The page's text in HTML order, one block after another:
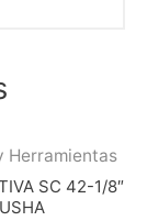
Herramientas
SC 42-1/8″